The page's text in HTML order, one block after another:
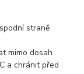
straně
mimo dosah
a chránit před